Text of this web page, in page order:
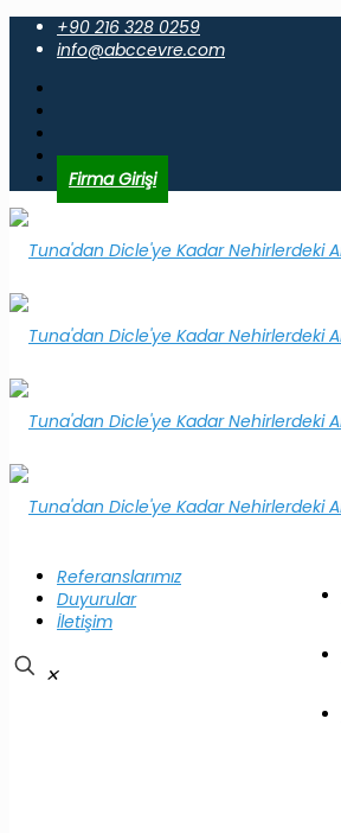
+90 216 328 0259
info@abccevre.com
Firma Girişi
Referanslarımız
Duyurular
İletişim
✕